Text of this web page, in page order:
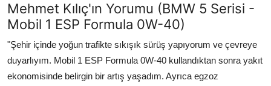
Mehmet Kılıç'ın Yorumu (BMW 5 Serisi -
Mobil 1 ESP Formula 0W-40)
"Şehir içinde yoğun trafikte sıkışık sürüş yapıyorum ve çevreye
duyarlıyım. Mobil 1 ESP Formula 0W-40 kullandıktan sonra yakıt
ekonomisinde belirgin bir artış yaşadım. Ayrıca egzoz